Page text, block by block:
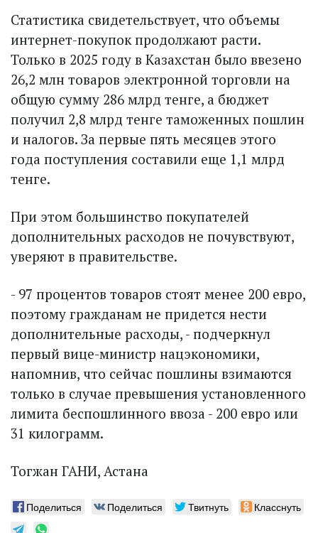
Статистика свидетельствует, что объемы
интернет-покупок продолжают расти.
Только в 2025 году в Казахстан было ввезено
26,2 млн товаров электронной торговли на
общую сумму 286 млрд тенге, а бюджет
получил 2,8 млрд тенге таможенных пошлин
и налогов. За первые пять месяцев этого
года поступления составили еще 1,1 млрд
тенге.
При этом большинство покупателей
дополнительных расходов не почувствуют,
уверяют в правительстве.
- 97 процентов товаров стоят менее 200 евро,
поэтому гражданам не придется нести
дополнительные расходы, - подчеркнул
первый вице-министр нацэкономики,
напомнив, что сейчас пошлины взимаются
только в случае превышения установленного
лимита беспошлинного ввоза - 200 евро или
31 килограмм.
Тогжан ГАНИ, Астана
Поделиться Поделиться Твитнуть Класснуть